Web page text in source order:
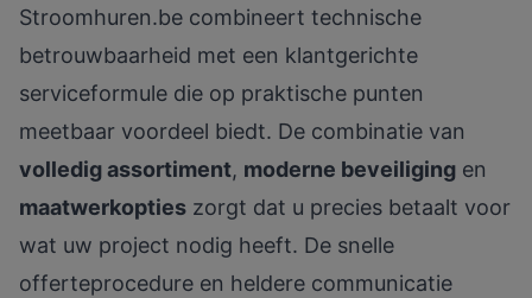
Stroomhuren.be combineert technische
betrouwbaarheid met een klantgerichte
serviceformule die op praktische punten
meetbaar voordeel biedt. De combinatie van
volledig assortiment, moderne beveiliging en
maatwerkopties zorgt dat u precies betaalt voor
wat uw project nodig heeft. De snelle
offerteprocedure en heldere communicatie